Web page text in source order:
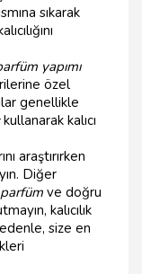
sıkarak
yapımı
özel
genellikle
kullanarak kalıcı
araştırırken
Diğer
parfüm ve doğru
kalıcılık
size en